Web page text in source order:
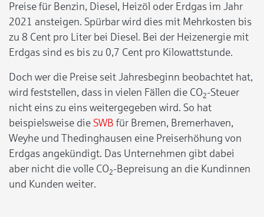
Preise für Benzin, Diesel, Heizöl oder Erdgas im Jahr
2021 ansteigen. Spürbar wird dies mit Mehrkosten bis
zu 8 Cent pro Liter bei Diesel. Bei der Heizenergie mit
Erdgas sind es bis zu 0,7 Cent pro Kilowattstunde.
Doch wer die Preise seit Jahresbeginn beobachtet hat,
wird feststellen, dass in vielen Fällen die CO2-Steuer
nicht eins zu eins weitergegeben wird. So hat
beispielsweise die SWB für Bremen, Bremerhaven,
Weyhe und Thedinghausen eine Preiserhöhung von
Erdgas angekündigt. Das Unternehmen gibt dabei
aber nicht die volle CO2-Bepreisung an die Kundinnen
und Kunden weiter.